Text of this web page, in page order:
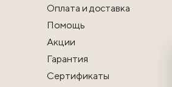
Оплата и доставка
Помощь
Акции
Гарантия
Сертификаты